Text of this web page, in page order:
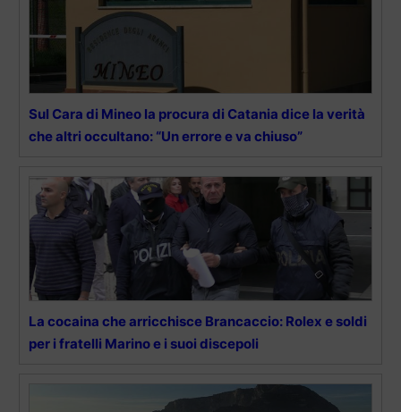
Sul Cara di Mineo la procura di Catania dice la verità
che altri occultano: “Un errore e va chiuso”
La cocaina che arricchisce Brancaccio: Rolex e soldi
per i fratelli Marino e i suoi discepoli